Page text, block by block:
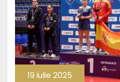
19 iulie 2025